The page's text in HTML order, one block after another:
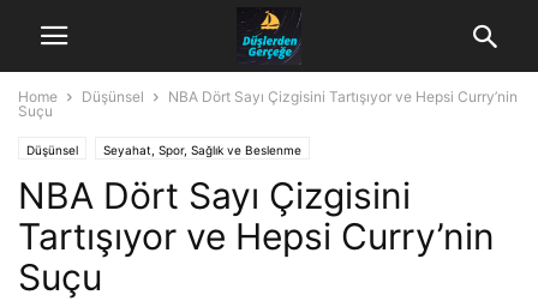
Home Düşünsel
NBA Dört Sayı Çizgisini Tartışıyor ve Hepsi Curry’nin
Suçu
Düşünsel Seyahat, Spor, Sağlık ve Beslenme
NBA Dört Sayı Çizgisini
Tartışıyor ve Hepsi Curry’nin
Suçu